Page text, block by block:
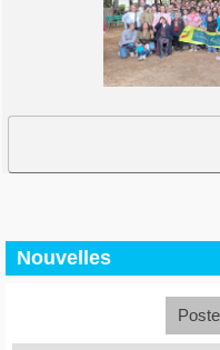
Nouvelles